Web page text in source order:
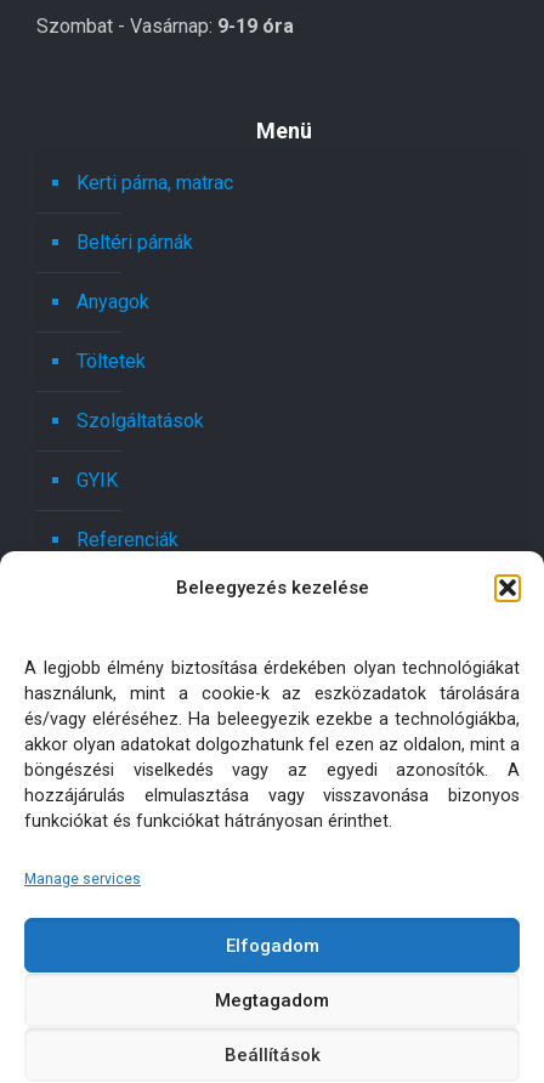
Beleegyezés kezelése
A legjobb élmény biztosítása érdekében olyan technológiákat
használunk, mint a cookie-k az eszközadatok tárolására
és/vagy eléréséhez. Ha beleegyezik ezekbe a technológiákba,
akkor olyan adatokat dolgozhatunk fel ezen az oldalon, mint a
böngészési viselkedés vagy az egyedi azonosítók. A
hozzájárulás elmulasztása vagy visszavonása bizonyos
funkciókat és funkciókat hátrányosan érinthet.
Manage services
Elfogadom
Megtagadom
Beállítások
Szombat - Vasárnap: 9-19 óra
Menü
Kerti párna, matrac
Beltéri párnák
Anyagok
Töltetek
Szolgáltatások
GYIK
Referenciák
Ajánlatot kérek!
Oldaltérkép
Adatkezelési tájékoztatók
KÜLTÉRI PÁRNA MATRAC MÉRETRE KÉSZÍTÉS | MINDEN
JOG FENNTARTVA! © 2026